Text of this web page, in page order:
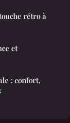
rétro à
et
: confort,